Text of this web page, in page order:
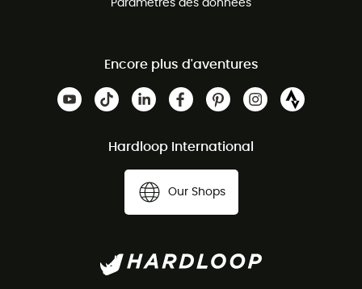
Paramètres des données
Encore plus d'aventures
Hardloop International
Our Shops